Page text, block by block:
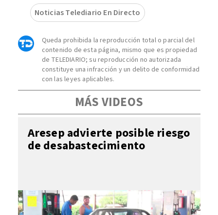
Noticias Telediario En Directo
Queda prohibida la reproducción total o parcial del
contenido de esta página, mismo que es propiedad
de TELEDIARIO; su reproducción no autorizada
constituye una infracción y un delito de conformidad
con las leyes aplicables.
MÁS VIDEOS
Aresep advierte posible riesgo
de desabastecimiento